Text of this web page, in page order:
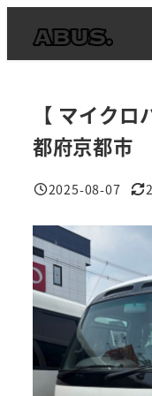
【 マイク
都府京都市
投稿日
2025-08-07
更